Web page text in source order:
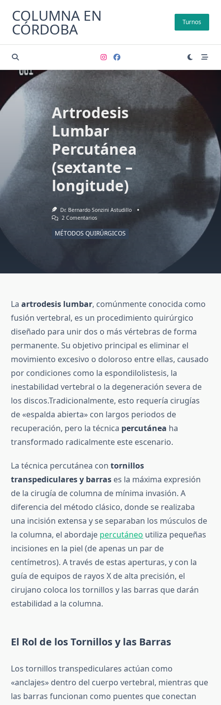
contenido
COLUMNA EN
CÓRDOBA Turnos
Artrodesis
Lumbar
Percutánea
(sextante –
longitude)
Dr. Bernardo Sonzini Astudillo
2 ComentariosEn
Lumbar
Percutánea
MÉTODOS QUIRÚRGICOS
Laartrodesis lumbar, comúnmente conocida como
fusión vertebral, es un procedimiento quirúrgico
diseñado para unir dos o más vértebras de forma
permanente. Su objetivo principal es eliminar el
movimiento excesivo o doloroso entre ellas, causado
por condiciones como la espondilolistesis, la
inestabilidad vertebral o la degeneración severa de
los discos.Tradicionalmente, esto requería cirugías
de «espalda abierta» con largos periodos de
recuperación, pero la técnica percutánea ha
transformado radicalmente este escenario.
La técnica percutánea contornillos
transpediculares y barras es la máxima expresión
de la cirugía de columna de mínima invasión. A
diferencia del método clásico, donde se realizaba
una incisión extensa y se separaban los músculos de
la columna, el abordaje percutáneo utiliza pequeñas
incisiones en la piel (de apenas un par de
centímetros). A través de estas aperturas, y con la
guía de equipos de rayos X de alta precisión, el
cirujano coloca los tornillos y las barras que darán
estabilidad a la columna.
El Rol de los Tornillos y las Barras
Los tornillos transpediculares actúan como
«anclajes» dentro del cuerpo vertebral, mientras que
las barras funcionan como puentes que conectan